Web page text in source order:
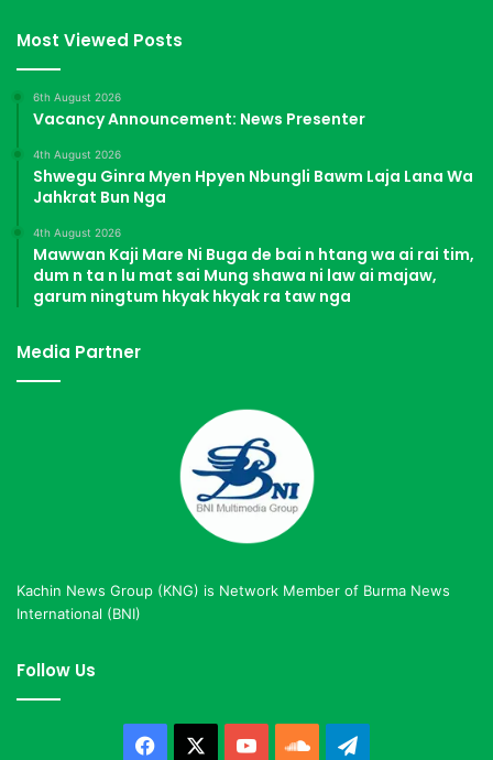
Most Viewed Posts
6th August 2026
Vacancy Announcement: News Presenter
4th August 2026
Shwegu Ginra Myen Hpyen Nbungli Bawm Laja Lana Wa
Jahkrat Bun Nga
4th August 2026
Mawwan Kaji Mare Ni Buga de bai n htang wa ai rai tim,
dum n ta n lu mat sai Mung shawa ni law ai majaw,
garum ningtum hkyak hkyak ra taw nga
Media Partner
Kachin News Group (KNG) is Network Member of Burma News
International (BNI)
Follow Us
Facebook YouTubeSoundCloud